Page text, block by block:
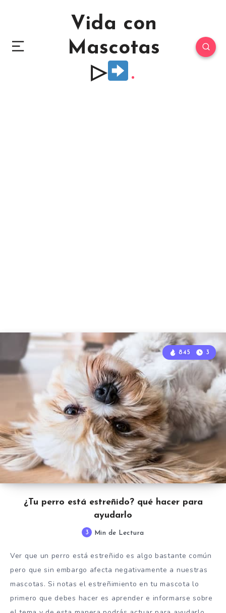
Vida con
Mascotas
▷
¿Tu perro está estreñido? qué hacer para
ayudarlo
845 3
3 Min de Lectura
Ver que un perro está estreñido es algo bastante común
pero que sin embargo afecta negativamente a nuestras
mascotas. Si notas el estreñimiento en tu mascota lo
primero que debes hacer es aprender e informarse sobre